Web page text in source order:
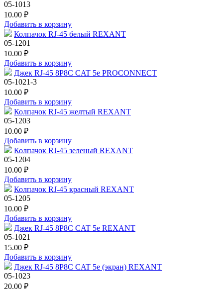
05-1013
10.00 ₽
Добавить в корзину
Колпачок RJ-45 белый REXANT
05-1201
10.00 ₽
Добавить в корзину
Джек RJ-45 8P8C CAT 5e PROCONNECT
05-1021-3
10.00 ₽
Добавить в корзину
Колпачок RJ-45 желтый REXANT
05-1203
10.00 ₽
Добавить в корзину
Колпачок RJ-45 зеленый REXANT
05-1204
10.00 ₽
Добавить в корзину
Колпачок RJ-45 красный REXANT
05-1205
10.00 ₽
Добавить в корзину
Джек RJ-45 8P8C CAT 5e REXANT
05-1021
15.00 ₽
Добавить в корзину
Джек RJ-45 8P8C CAT 5e (экран) REXANT
05-1023
20.00 ₽